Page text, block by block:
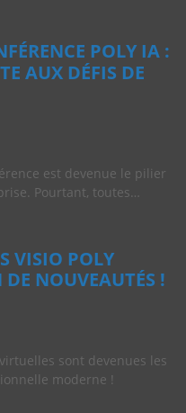
POLY IA :
AUX DÉFIS DE
est devenue le pilier
Pourtant, toutes…
VISIO POLY
NOUVEAUTÉS !
sont devenues les
moderne !